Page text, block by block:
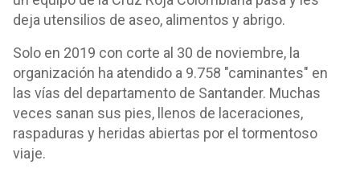
deja utensilios de aseo, alimentos y abrigo.
Solo en 2019 con corte al 30 de noviembre, la
organización ha atendido a 9.758 "caminantes" en
las vías del departamento de Santander. Muchas
veces sanan sus pies, llenos de laceraciones,
raspaduras y heridas abiertas por el tormentoso
viaje.